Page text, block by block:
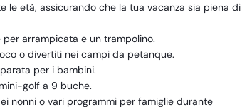
le età, assicurando che la tua vacanza sia piena di
arrampicata e un trampolino.
o divertiti nei campi da petanque.
per i bambini.
golf a 9 buche.
nonni o vari programmi per famiglie durante